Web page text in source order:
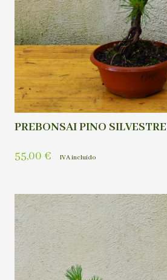
PREBONSAI PINO SILVESTRE
55,00 € IVA incluído